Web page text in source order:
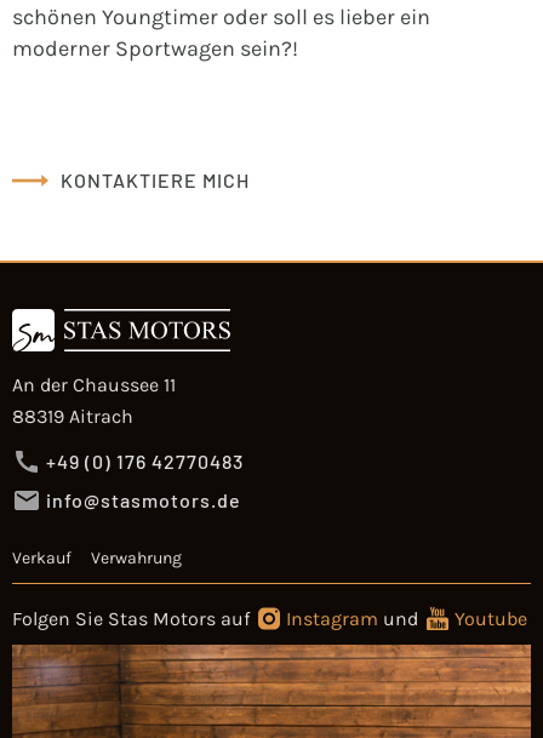
schönen Youngtimer oder soll es lieber ein
moderner Sportwagen sein?!
KONTAKTIERE MICH
An der Chaussee 11
88319 Aitrach
+49 (0) 176 42770483
info@stasmotors.de
Verkauf Verwahrung
Folgen Sie Stas Motors auf Instagram und Youtube